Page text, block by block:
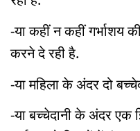
-या कहीं न कहीं गर्भाशय
करने दे रही है.
-या महिला के अंदर दो
-या बच्चेदानी के अंदर एक